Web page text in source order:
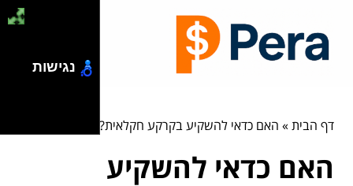
דף הבית» האם כדאי להשקיע בקרקע חקלאית? בעד ונגד
האם כדאי להשקיע
נגישות